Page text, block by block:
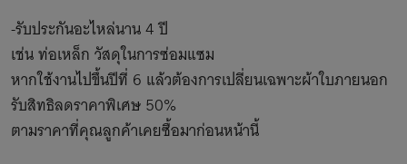
-รับประกันอะไหล่นาน 4 ปี
เช่น ท่อเหล็ก วัสดุในการซ่อมแซม
หากใช้งานไปขึ้นปีที่ 6 แล้วต้องการเปลี่ยนเฉพาะผ้าใบภายนอก
รับสิทธิลดราคาพิเศษ 50%
ตามราคาที่คุณลูกค้าเคยซื้อมาก่อนหน้านี้